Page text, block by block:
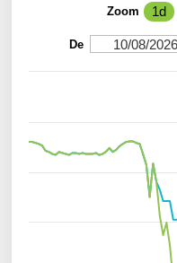
Zoom 1d
De 10/08/2026